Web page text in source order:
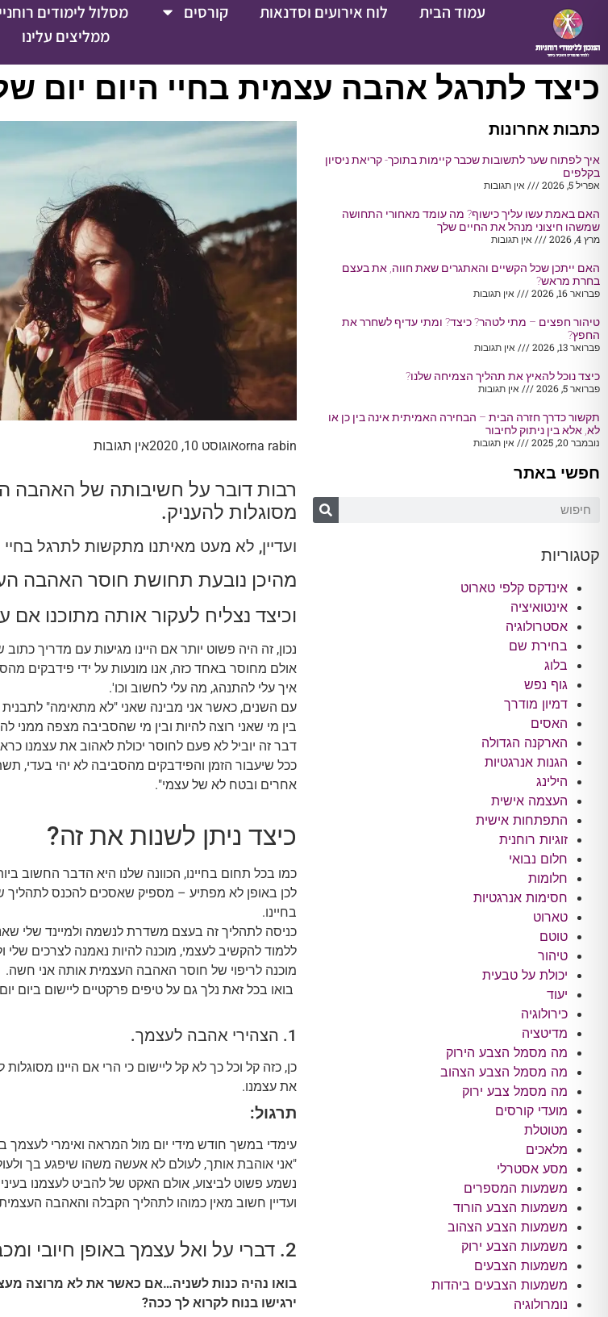
עמוד הבית לוח אירועים וסדנאות קורסים מסלול לימודים
ממליצים עלינו
כיצד לתרגל אהבה עצמית בחיי היום יום
כתבות אחרונות
איך לפתוח שער לתשובות שכבר קיימות בתוכך- קריאת ניסיון
בקלפים
אפריל 5, 2026
אין תגובות
האם באמת עשו עליך כישוף? מה עומד מאחורי התחושה
שמשהו חיצוני מנהל את החיים שלך
מרץ 4, 2026
אין תגובות
האם ייתכן שכל הקשיים והאתגרים שאת חווה, את בעצם
בחרת מראש?
פברואר 16, 2026
אין תגובות
טיהור חפצים – מתי לטהר? כיצד? ומתי עדיף לשחרר את
החפץ?
פברואר 13, 2026
אין תגובות
כיצד נוכל להאיץ את תהליך הצמיחה שלנו?
פברואר 5, 2026
אין תגובות
תקשור כדרך חזרה הבית – הבחירה האמיתית אינה בין כן או
לא, אלא בין ניתוק לחיבור
נובמבר 20, 2025
אין תגובות
חפשי באתר
קטגוריות
אינדקס קלפי טארוט
אינטואיציה
אסטרולוגיה
בחירת שם
בלוג
גוף נפש
דמיון מודרך
האסים
הארקנה הגדולה
הגנות אנרגטיות
הילינג
העצמה אישית
התפתחות אישית
זוגיות רוחנית
חלום נבואי
חלומות
חסימות אנרגטיות
טארוט
טוטם
טיהור
יכולת על טבעית
יעוד
כירולוגיה
מדיטציה
מה מסמל הצבע הירוק
מה מסמל הצבע הצהוב
מה מסמל צבע ירוק
מועדי קורסים
מטוטלת
מלאכים
מסע אסטרלי
משמעות המספרים
משמעות הצבע הורוד
משמעות הצבע הצהוב
משמעות הצבע ירוק
משמעות הצבעים
משמעות הצבעים ביהדות
נומרולוגיה
orna rabinאוגוסט 10, 2020 אין תגובות
רבות דובר על חשיבותה של האהבה
מסוגלות להעניק.
ועדיין, לא מעט מאיתנו מתקשות לתרגל
מהיכן נובעת תחושת חוסר האהבה
וכיצד נצליח לעקור אותה מתוכנו אם
נכון, זה היה פשוט יותר אם היינו מגיעות עם מדריך
אולם מחוסר באחד כזה, אנו מונעות על ידי פידבקים
איך עלי להתנהג, מה עלי לחשוב וכו'.
עם השנים, כאשר אני מבינה שאני "לא מתאימה"
בין מי שאני רוצה להיות ובין מי שהסביבה מצפה ממני
דבר זה יוביל לא פעם לחוסר יכולת לאהוב את עצמנו
ככל שיעבור הזמן והפידבקים מהסביבה לא יהי בעדי,
אחרים ובטח לא של עצמי".
כיצד ניתן לשנות את זה?
כמו בכל תחום בחיינו, הכוונה שלנו היא הדבר החשוב
לכן באופן לא מפתיע – מספיק שאסכים להכנס לתהליך
בחיינו.
כניסה לתהליך זה בעצם משדרת לנשמה ולמיינד שלי
ללמוד להקשיב לעצמי, מוכנה להיות נאמנה לצרכים שלי
מוכנה לריפוי של חוסר האהבה העצמית אותה אני חשה.
בואו בכל זאת נלך גם על טיפים פרקטיים ליישום ביום
1. הצהירי אהבה לעצמך.
כן, כזה קל וכל כך לא קל ליישום כי הרי אם היינו
את עצמנו.
תרגול:
עימדי במשך חודש מידי יום מול המראה ואימרי לעצמך
"אני אוהבת אותך, לעולם לא אעשה משהו שיפגע בך
נשמע פשוט לביצוע, אולם האקט של להביט לעצמנו
ועדיין חשוב מאין כמוהו לתהליך הקבלה והאהבה
2. דברי על ואל עצמך באופן חיובי ומכבד.
בואו נהיה כנות לשניה…אם כאשר את לא מרוצה
ירגישו בנוח לקרוא לך ככה?